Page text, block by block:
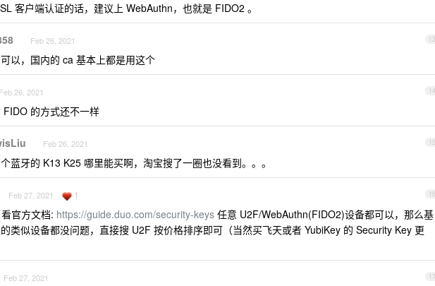
客户端认证的话，建议上 WebAuthn，也就是 FIDO2 。
13
Feb 26, 2021
以，国内的 ca 基本上都是用这个
14
Feb 26, 2021
FIDO 的方式还不一样
15
Feb 26, 2021
蓝牙的 K13 K25 哪里能买啊，淘宝搜了一圈也没看到。。。
16
Feb 27, 2021 1
看官方文档: https://guide.duo.com/security-keys 任意 U2F/WebAuthn(FIDO2)设备都可以，那么基
类似设备都没问题，直接搜 U2F 按价格排序即可（当然买飞天或者 YubiKey 的 Security Key 更
17
Feb 27, 2021